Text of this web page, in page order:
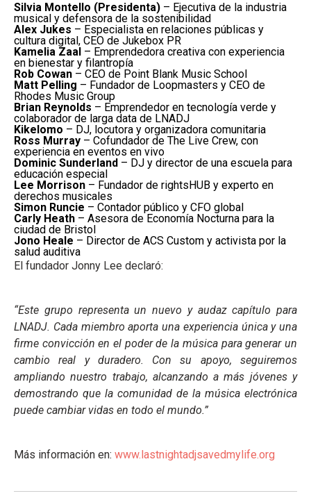
Silvia Montello (Presidenta) – Ejecutiva de la industria
musical y defensora de la sostenibilidad
Alex Jukes – Especialista en relaciones públicas y
cultura digital, CEO de Jukebox PR
Kamelia Zaal – Emprendedora creativa con experiencia
en bienestar y filantropía
Rob Cowan – CEO de Point Blank Music School
Matt Pelling – Fundador de Loopmasters y CEO de
Rhodes Music Group
Brian Reynolds – Emprendedor en tecnología verde y
colaborador de larga data de LNADJ
Kikelomo – DJ, locutora y organizadora comunitaria
Ross Murray – Cofundador de The Live Crew, con
experiencia en eventos en vivo
Dominic Sunderland – DJ y director de una escuela para
educación especial
Lee Morrison – Fundador de rightsHUB y experto en
derechos musicales
Simon Runcie – Contador público y CFO global
Carly Heath – Asesora de Economía Nocturna para la
ciudad de Bristol
Jono Heale – Director de ACS Custom y activista por la
salud auditiva
El fundador Jonny Lee declaró:
“Este grupo representa un nuevo y audaz capítulo para
LNADJ. Cada miembro aporta una experiencia única y una
firme convicción en el poder de la música para generar un
cambio real y duradero. Con su apoyo, seguiremos
ampliando nuestro trabajo, alcanzando a más jóvenes y
demostrando que la comunidad de la música electrónica
puede cambiar vidas en todo el mundo.”
Más información en: www.lastnightadjsavedmylife.org